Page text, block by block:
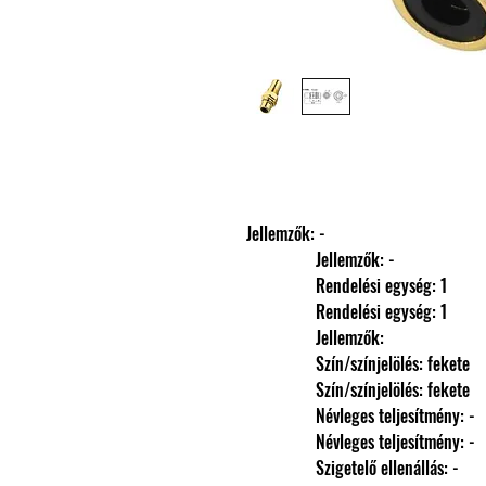
Jellemzők: -
                Jellemzők: -
                Rendelési egység: 1
                Rendelési egység: 1
                Jellemzők:
                Szín/színjelölés: fekete
                Szín/színjelölés: fekete
                Névleges teljesítmény: -
                Névleges teljesítmény: -
                Szigetelő ellenállás: -